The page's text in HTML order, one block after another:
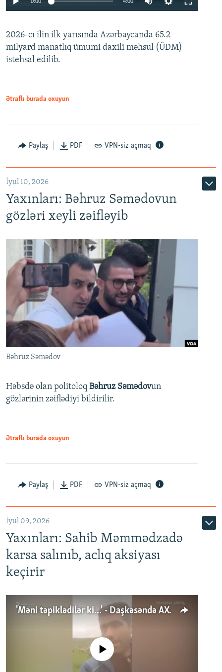
Auto 240p 360p 480p
360p
480p
2026-cı ilin ilk yarısında Azərbaycanda 65.2
milyard manatlıq ümumi daxili məhsul (ÜDM)
istehsal edilib.
Ətraflı burada oxuyun
Paylaş PDF VPN-siz açmaq
İyul 10, 2026
Yaxınları: Bəhruz Səmədovun
gözləri xeyli zəifləyib
Bəhruz Səmədov
Həbsdə olan politoloq Bəhruz Səmədovun
gözlərinin zəiflədiyi bildirilir.
Ətraflı burada oxuyun
Paylaş PDF VPN-siz açmaq
İyul 09, 2026
Yaxınları: Sahib Məmmədzadə
karsa salınıb, aclıq aksiyası
keçirir
'Məni təpiklədilər ki...' - Daşkəsəndə AXCP fəalının yaxınları onun həbsinə etiraz edirlər
No media source currently available